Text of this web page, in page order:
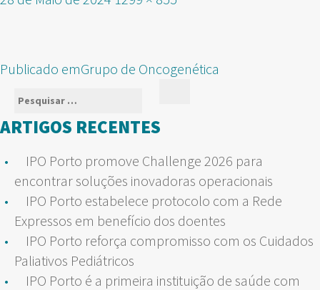
NAVEGAÇÃO
ARTIGOS
Publicado emGrupo de Oncogenética
Pesquisar
por:
ARTIGOS RECENTES
IPO Porto promove Challenge 2026 para
encontrar soluções inovadoras operacionais
IPO Porto estabelece protocolo com a Rede
Expressos em benefício dos doentes
IPO Porto reforça compromisso com os Cuidados
Paliativos Pediátricos
IPO Porto é a primeira instituição de saúde com